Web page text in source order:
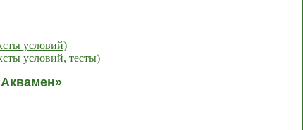
условий)
условий, тесты)